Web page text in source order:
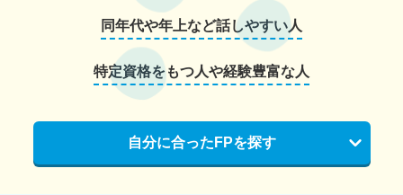
同年代や年上など話しやすい人
特定資格をもつ人や経験豊富な人
自分に合ったFPを探す